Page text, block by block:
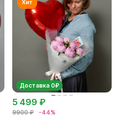
Доставка 0₽
9900 ₽ -44%
5 499 ₽